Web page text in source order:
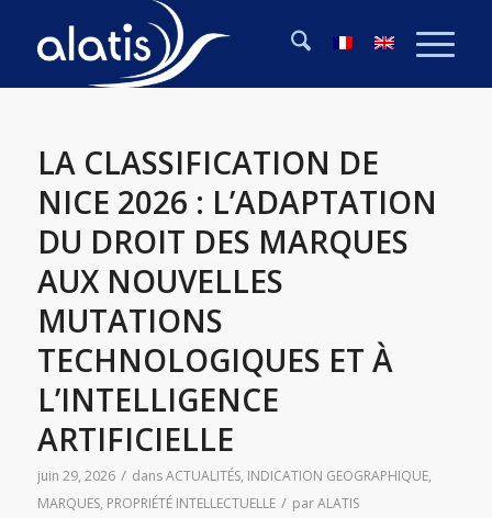
LA CLASSIFICATION DE
NICE 2026 : L’ADAPTATION
DU DROIT DES MARQUES
AUX NOUVELLES
MUTATIONS
TECHNOLOGIQUES ET À
L’INTELLIGENCE
ARTIFICIELLE
juin 29, 2026 / dansACTUALITÉS, INDICATION GEOGRAPHIQUE,
MARQUES, PROPRIÉTÉ INTELLECTUELLE / parALATIS